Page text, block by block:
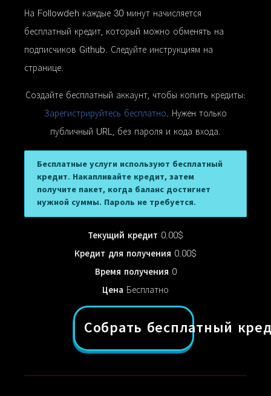
На Followdeh каждые 30 минут начисляется
бесплатный кредит, который можно обменять на
подписчиков Github. Следуйте инструкциям на
странице.
Создайте бесплатный аккаунт, чтобы копить кредиты:
Зарегистрируйтесь бесплатно. Нужен только
публичный URL, без пароля и кода входа.
Бесплатные услуги используют бесплатный
кредит. Накапливайте кредит, затем
получите пакет, когда баланс достигнет
нужной суммы. Пароль не требуется.
Текущий кредит 0.00$
Кредит для получения 0.00$
Время получения 0
Цена Бесплатно
Собрать бесплатный